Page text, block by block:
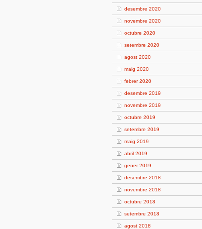
desembre 2020
novembre 2020
octubre 2020
setembre 2020
agost 2020
maig 2020
febrer 2020
desembre 2019
novembre 2019
octubre 2019
setembre 2019
maig 2019
abril 2019
gener 2019
desembre 2018
novembre 2018
octubre 2018
setembre 2018
agost 2018